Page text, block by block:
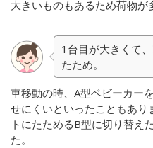
大きいものもあるため荷物が
1台目が大きくて
たため。
車移動の時、A型ベビーカー
せにくいといったこともあり
トにたためるB型に切り替え
た。